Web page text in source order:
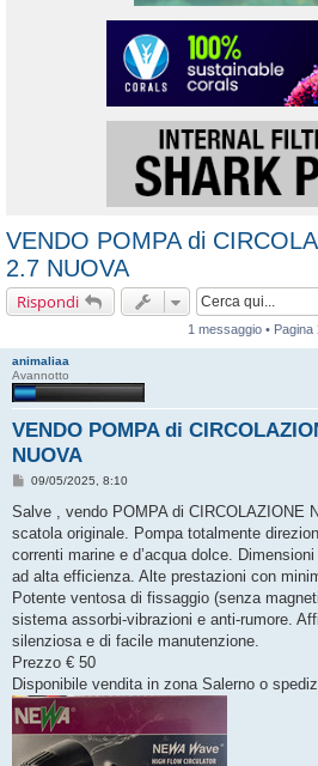
VENDO POMPA di
2.7 NUOVA
Rispondi
1 messaggio • Pagina
animaliaa
Avannotto
VENDO POMPA di
NUOVA
M
s
a
g
i
o
09/05/2025, 8:10
Salve , vendo POMPA di CIRCOLAZIONE
scatola originale. Pompa totalmente
correnti marine e d’acqua dolce.
ad alta efficienza. Alte prestazioni con
Potente ventosa di fissaggio (senza
sistema assorbi-vibrazioni e anti-rumore.
silenziosa e di facile manutenzione.
Prezzo € 50
Disponibile vendita in zona Salerno o